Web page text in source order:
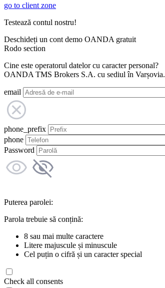
go to client zone
Testează contul nostru!
Deschideți un cont demo OANDA gratuit
Rodo section
Cine este operatorul datelor cu caracter personal?
OANDA TMS Brokers S.A. cu sediul în Varșovia.
email
phone_prefix
phone
Password
Puterea parolei:
Parola trebuie să conțină:
8 sau mai multe caractere
Litere majuscule și minuscule
Cel puțin o cifră și un caracter special
Check all consents